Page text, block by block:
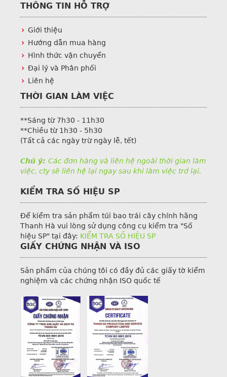
THÔNG TIN HỖ TRỢ
Giới thiệu
Hướng dẫn mua hàng
Hình thức vận chuyển
Đại lý và Phân phối
Liên hệ
THỜI GIAN LÀM VIỆC
**Sáng từ 7h30 - 11h30
**Chiều từ 1h30 - 5h30
(Tất cả các ngày trừ ngày lễ, tết)
Chú ý: Các đơn hàng và liên hệ ngoài thời gian làm
việc, cty sẽ liên hệ lại ngay sau khi làm việc trở lại.
KIỂM TRA SỐ HIỆU SP
Để kiểm tra sản phẩm túi bao trái cây chính hãng
Thanh Hà vui lòng sử dụng công cụ kiểm tra "Số
hiệu SP" tại đây: KIỂM TRA SỐ HIỆU SP
GIẤY CHỨNG NHẬN VÀ ISO
Sản phẩm của chúng tôi có đầy đủ các giấy tờ kiểm
nghiệm và các chứng nhận ISO quốc tế